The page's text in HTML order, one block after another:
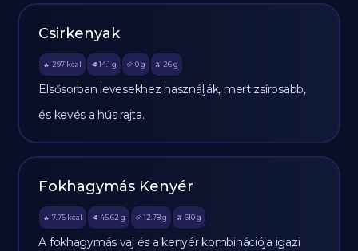
Csirkenyak
🔥 297 kcal 🥩 14.1 g 🥔 0g 🫒 26 g
Elsősorban levesekhez használják, mert zsírosabb,
és kevés a hús rajta.
Fokhagymás Kenyér
🔥 7.75 kcal 🥩 45.62 g 🥔 12.78g 🫒 610 g
A fokhagymás vaj és a kenyér kombinációja igazi